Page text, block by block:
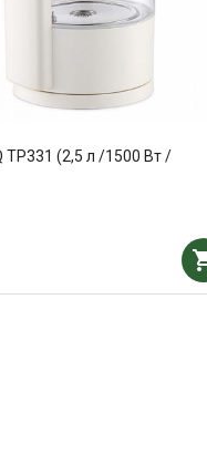
TP331 (2,5 л /1500 Вт /